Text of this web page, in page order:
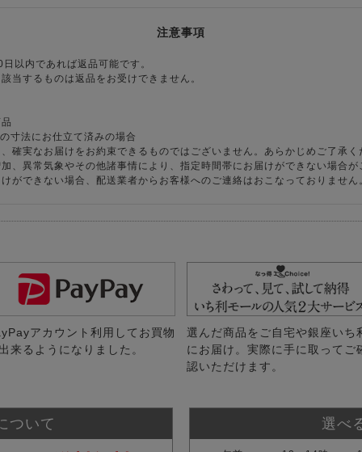
注意事項
以内であれば返品可能です。
当するものは返品をお受けできません。
寸法にお仕立て済みの場合
確実なお届けをお約束できるものではございません。あらかじめご了承く
、異常気象やその他諸事情により、指定時間帯にお届けができない場合が
ができない場合、配送業者からお客様へのご連絡はおこなっておりません
アカウント利用してお買物
来るようになりました。
選んだ商品をご自宅や銀座いち
にお届け。実際に手に取ってご
認いただけます。
ついて 選べ